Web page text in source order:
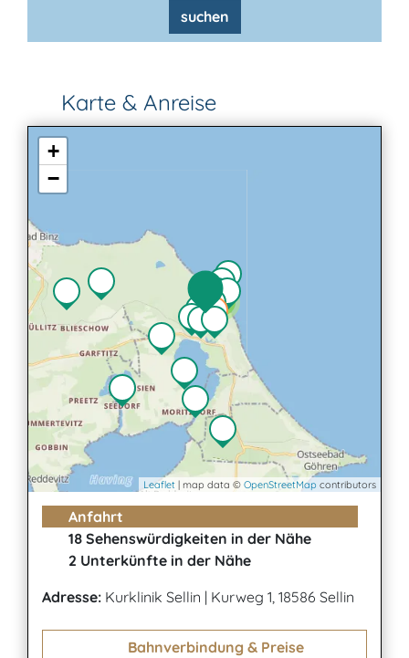
suchen
Karte & Anreise
2
+
−
Leaflet | map data © OpenStreetMap contributors
Anfahrt
18 Sehenswürdigkeiten in der Nähe
2 Unterkünfte in der Nähe
Adresse: Kurklinik Sellin | Kurweg 1, 18586 Sellin
Bahnverbindung & Preise